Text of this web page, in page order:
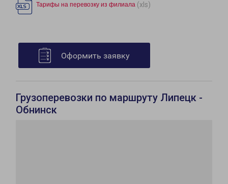
Тарифы на перевозку из филиала (xls)
Оформить заявку
Грузоперевозки по маршруту Липецк -
Обнинск